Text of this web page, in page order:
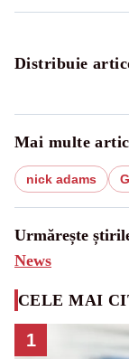
Distribuie
Mai multe
nick adams
Urmărește
News
CELE MAI
1